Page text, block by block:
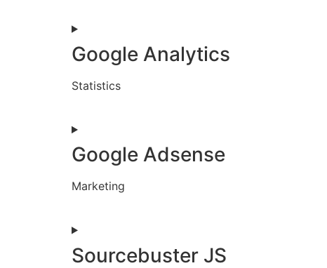
Google Analytics
Statistics
Google Adsense
Marketing
Sourcebuster JS